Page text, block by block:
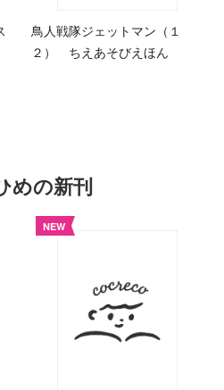
鳥人戦隊ジェットマン（１
２） ちえあそびえほん
めの新刊
NEW